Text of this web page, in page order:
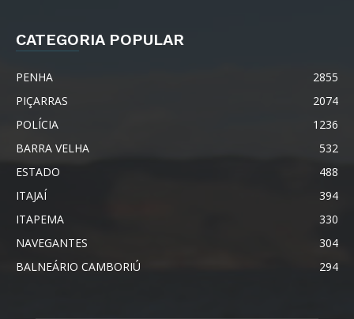
CATEGORIA POPULAR
PENHA
2855
PIÇARRAS
2074
POLÍCIA
1236
BARRA VELHA
532
ESTADO
488
ITAJAÍ
394
ITAPEMA
330
NAVEGANTES
304
BALNEÁRIO CAMBORIÚ
294